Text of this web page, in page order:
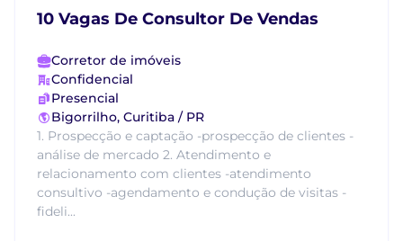
10 Vagas De Consultor De Vendas
Corretor de imóveis
Confidencial
Presencial
Bigorrilho, Curitiba / PR
1. Prospecção e captação -prospecção de clientes -
análise de mercado 2. Atendimento e
relacionamento com clientes -atendimento
consultivo -agendamento e condução de visitas -
fideli...